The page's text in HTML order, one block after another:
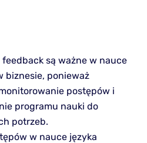
feedback są ważne w nauce
biznesie, ponieważ
postępów i
programu nauki do
potrzeb.
w nauce języka